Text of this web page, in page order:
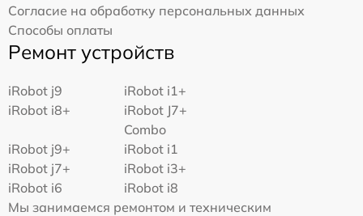
Согласие на обработку персональных данных
Способы оплаты
Ремонт устройств
iRobot j9
iRobot i1+
iRobot i8+
iRobot J7+
Combo
iRobot j9+
iRobot i1
iRobot j7+
iRobot i3+
iRobot i6
iRobot i8
Мы занимаемся ремонтом и техническим